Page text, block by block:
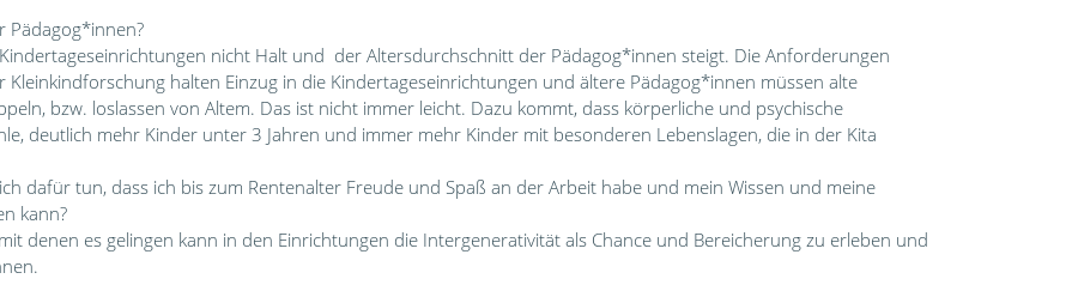
Pädagog*innen?
nicht Halt und der Altersdurchschnitt der Pädagog*innen steigt. Die Anforderungen
halten Einzug in die Kindertageseinrichtungen und ältere Pädagog*innen müssen alte
bzw. loslassen von Altem. Das ist nicht immer leicht. Dazu kommt, dass körperliche und psychische
deutlich mehr Kinder unter 3 Jahren und immer mehr Kinder mit besonderen Lebenslagen, die in der Kita
dafür tun, dass ich bis zum Rentenalter Freude und Spaß an der Arbeit habe und mein Wissen und meine
kann?
denen es gelingen kann in den Einrichtungen die Intergenerativität als Chance und Bereicherung zu erleben und